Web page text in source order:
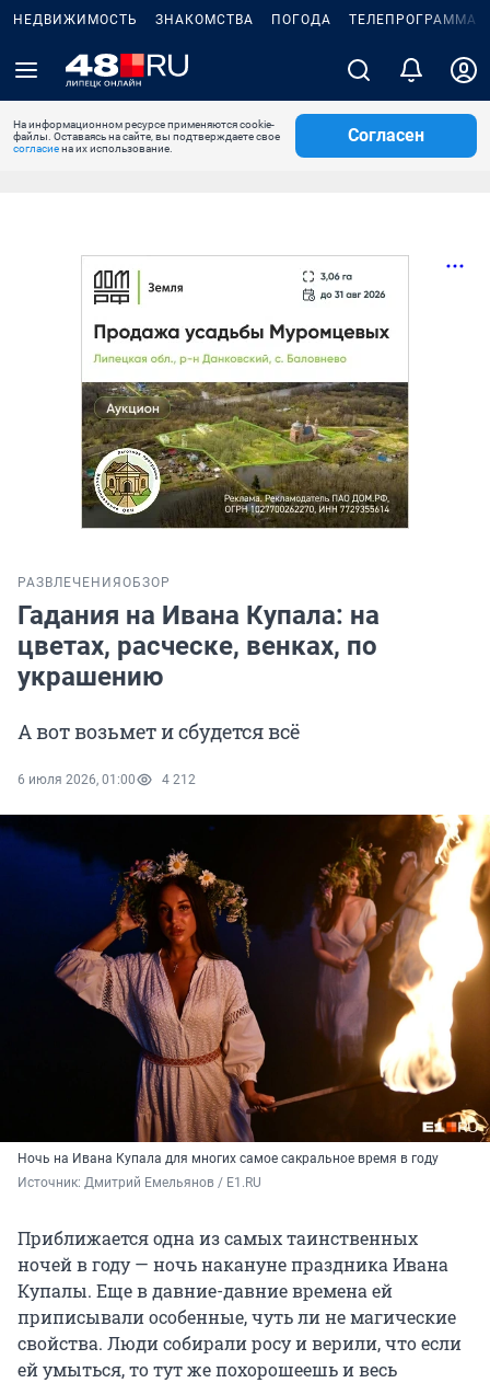
НЕДВИЖИМОСТЬ ЗНАКОМСТВА ПОГОДА ТЕЛЕПРОГРАММА
На информационном ресурсе применяются cookie-
файлы. Оставаясь на сайте, вы подтверждаете свое
согласиена их использование.
Согласен
РАЗВЛЕЧЕНИЯ ОБЗОР
Гадания на Ивана Купала: на
цветах, расческе, венках, по
украшению
А вот возьмет и сбудется всё
6 июля 2026, 01:00 4 212
Ночь на Ивана Купала для многих самое сакральное время в году
Источник: Дмитрий Емельянов / E1.RU
Приближается одна из самых таинственных
ночей в году — ночь накануне праздника Ивана
Купалы. Еще в давние-давние времена ей
приписывали особенные, чуть ли не магические
свойства. Люди собирали росу и верили, что если
ей умыться, то тут же похорошеешь и весь